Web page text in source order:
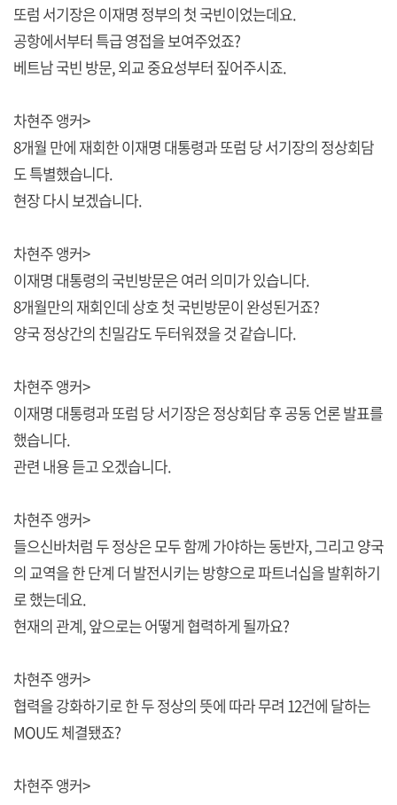
또럼 서기장은 이재명 정부의 첫 국빈이었는데요.
공항에서부터 특급 영접을 보여주었죠?
베트남 국빈 방문, 외교 중요성부터 짚어주시죠.
차현주 앵커>
8개월 만에 재회한 이재명 대통령과 또럼 당 서기장의 정상회담
도 특별했습니다.
현장 다시 보겠습니다.
차현주 앵커>
이재명 대통령의 국빈방문은 여러 의미가 있습니다.
8개월만의 재회인데 상호 첫 국빈방문이 완성된거죠?
양국 정상간의 친밀감도 두터워졌을 것 같습니다.
차현주 앵커>
이재명 대통령과 또럼 당 서기장은 정상회담 후 공동 언론 발표를
했습니다.
관련 내용 듣고 오겠습니다.
차현주 앵커>
들으신바처럼 두 정상은 모두 함께 가야하는 동반자, 그리고 양국
의 교역을 한 단계 더 발전시키는 방향으로 파트너십을 발휘하기
로 했는데요.
현재의 관계, 앞으로는 어떻게 협력하게 될까요?
차현주 앵커>
협력을 강화하기로 한 두 정상의 뜻에 따라 무려 12건에 달하는
MOU도 체결됐죠?
차현주 앵커>